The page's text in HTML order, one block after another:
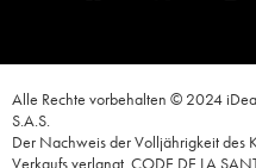
Alle Rechte vorbehalten © 2024
S.A.S.
Der Nachweis der Volljährigkeit des
Verkaufs verlangt. CODE DE LA